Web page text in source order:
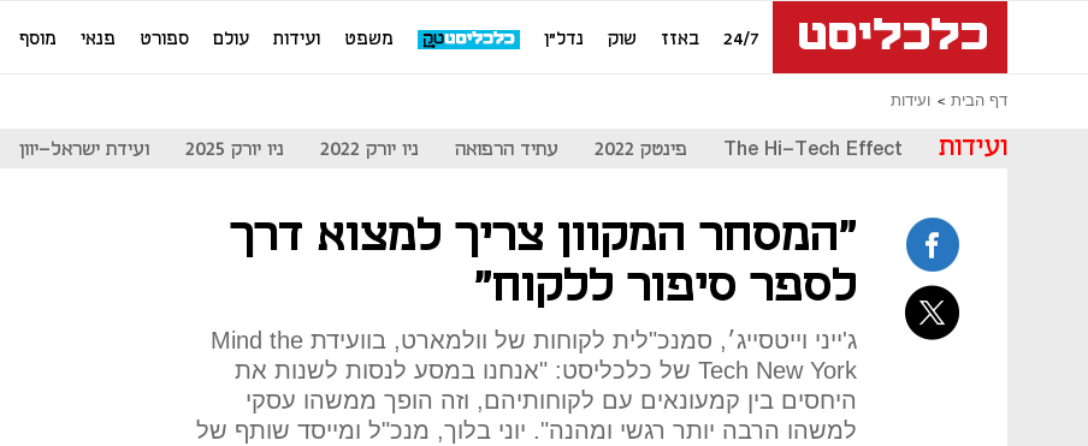
24/7 באזז שוק נדל"ן משפט ועידות עולם ספורט פנאי מוסף
דף הבית ועידות
ועידות The Hi-Tech Effect פינטק 2022 עתיד הרפואה ניו יורק 2022 ניו יורק 2025 ועידת ישראל-יוון
"המסחר המקוון צריך למצוא דרך
לספר סיפור ללקוח"
ג'ייני וייטסייג׳, סמנכ"לית לקוחות של וולמארט, בוועידת Mind the
Tech New York של כלכליסט: "אנחנו במסע לנסות לשנות את
היחסים בין קמעונאים עם לקוחותיהם, וזה הופך ממשהו עסקי
למשהו הרבה יותר רגשי ומהנה". יוני בלוך, מנכ"ל ומייסד שותף של